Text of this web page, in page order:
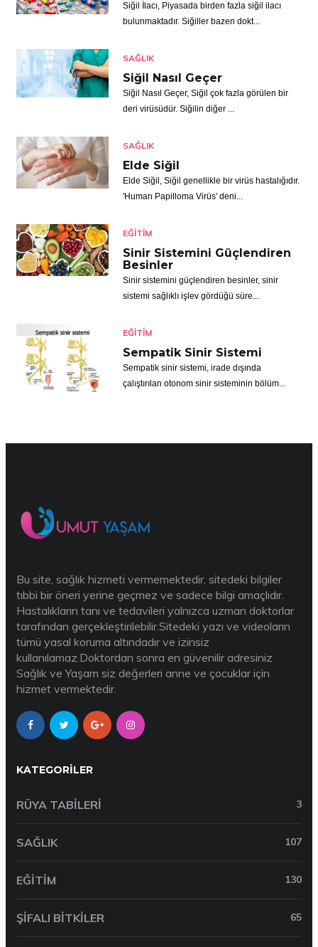
Siğil İlacı, Piyasada birden fazla siğil ilacı
bulunmaktadır. Siğiller bazen dokt...
SAĞLIK
Siğil Nasıl Geçer
Siğil Nasıl Geçer, Siğil çok fazla görülen bir
deri virüsüdür. Siğilin diğer ...
SAĞLIK
Elde Siğil
Elde Siğil, Siğil genellikle bir virüs hastalığıdır.
'Human Papilloma Virüs' deni...
EĞITIM
Sinir Sistemini Güçlendiren
Besinler
Sinir sistemini güçlendiren besinler, sinir
sistemi sağlıklı işlev gördüğü süre...
EĞITIM
Sempatik Sinir Sistemi
Sempatik sinir sistemi, irade dışında
çalıştırılan otonom sinir sisteminin bölüm...
Bu site, sağlık hizmeti vermemektedir, sitedeki bilgiler
tıbbi bir öneri yerine geçmez ve sadece bilgi amaçlıdır.
Hastalıkların tanı ve tedavileri yalnızca uzman doktorlar
tarafından gerçekleştirilebilir.Sitedeki yazı ve videoların
tümü yasal koruma altındadır ve izinsiz
kullanılamaz.Doktordan sonra en güvenilir adresiniz
Sağlık ve Yaşam siz değerleri anne ve çocuklar için
hizmet vermektedir.
KATEGORILER
RÜYA TABILERI 3
SAĞLIK 107
EĞITIM 130
ŞIFALI BITKILER 65